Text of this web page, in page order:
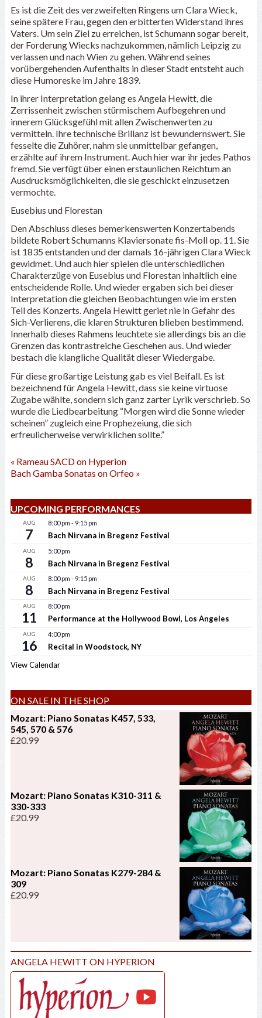
Es ist die Zeit des verzweifelten Ringens um Clara Wieck,
seine spätere Frau, gegen den erbitterten Widerstand ihres
Vaters. Um sein Ziel zu erreichen, ist Schumann sogar bereit,
der Forderung Wiecks nachzukommen, nämlich Leipzig zu
verlassen und nach Wien zu gehen. Während seines
vorübergehenden Aufenthalts in dieser Stadt entsteht auch
diese Humoreske im Jahre 1839.
In ihrer Interpretation gelang es Angela Hewitt, die
Zerrissenheit zwischen stürmischem Aufbegehren und
innerem Glücksgefühl mit allen Zwischenwerten zu
vermitteln. Ihre technische Brillanz ist bewundernswert. Sie
fesselte die Zuhörer, nahm sie unmittelbar gefangen,
erzählte auf ihrem Instrument. Auch hier war ihr jedes Pathos
fremd. Sie verfügt über einen erstaunlichen Reichtum an
Ausdrucksmöglichkeiten, die sie geschickt einzusetzen
vermochte.
Eusebius und Florestan
Den Abschluss dieses bemerkenswerten Konzertabends
bildete Robert Schumanns Klaviersonate fis-Moll op. 11. Sie
ist 1835 entstanden und der damals 16-jährigen Clara Wieck
gewidmet. Und auch hier spielen die unterschiedlichen
Charakterzüge von Eusebius und Florestan inhaltlich eine
entscheidende Rolle. Und wieder ergaben sich bei dieser
Interpretation die gleichen Beobachtungen wie im ersten
Teil des Konzerts. Angela Hewitt geriet nie in Gefahr des
Sich-Verlierens, die klaren Strukturen blieben bestimmend.
Innerhalb dieses Rahmens leuchtete sie allerdings bis an die
Grenzen das kontrastreiche Geschehen aus. Und wieder
bestach die klangliche Qualität dieser Wiedergabe.
Für diese großartige Leistung gab es viel Beifall. Es ist
bezeichnend für Angela Hewitt, dass sie keine virtuose
Zugabe wählte, sondern sich ganz zarter Lyrik verschrieb. So
wurde die Liedbearbeitung “Morgen wird die Sonne wieder
scheinen” zugleich eine Prophezeiung, die sich
erfreulicherweise verwirklichen sollte.”
« Rameau SACD on Hyperion
Bach Gamba Sonatas on Orfeo »
UPCOMING PERFORMANCES
AUG
7
8:00 pm - 9:15 pm
Bach Nirvana in Bregenz Festival
AUG
8
5:00 pm
Bach Nirvana in Bregenz Festival
AUG
8
8:00 pm - 9:15 pm
Bach Nirvana in Bregenz Festival
AUG
11
8:00 pm
Performance at the Hollywood Bowl, Los Angeles
AUG
16
4:00 pm
Recital in Woodstock, NY
View Calendar
ON SALE IN THE SHOP
Mozart: Piano Sonatas K457, 533,
545, 570 & 576
£20.99
Mozart: Piano Sonatas K310-311 &
330-333
£20.99
Mozart: Piano Sonatas K279-284 &
309
£20.99
ANGELA HEWITT ON HYPERION